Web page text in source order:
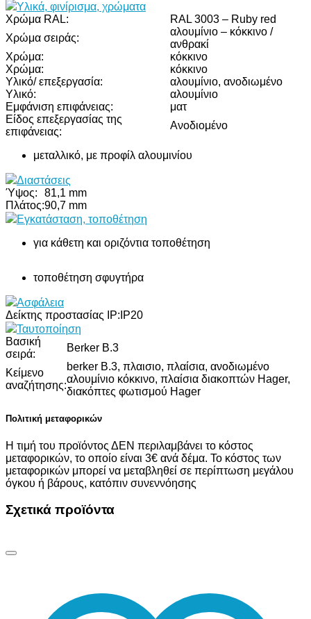
Υλικά, φινίρισμα, χρώματα
Χρώμα RAL:
RAL 3003 – Ruby red
Χρώμα σειράς:
αλουμίνιο – κόκκινο /
ανθρακί
Χρώμα:
κόκκινο
Χρώμα:
κόκκινο
Υλικό/ επεξεργασία:
αλουμίνιο, ανοδιωμένο
Υλικό:
αλουμίνιο
Εμφάνιση επιφάνειας:
ματ
Είδος επεξεργασίας της
επιφάνειας:
Ανοδιομένο
μεταλλικό, με προφίλ αλουμινίου
Διαστάσεις
Ύψος:
81,1 mm
Πλάτος:90,7 mm
Εγκατάσταση, τοποθέτηση
για κάθετη και οριζόντια τοποθέτηση
τοποθέτηση σφυγτήρα
Ασφάλεια
Δείκτης προστασίας IP: IP20
Ταυτοποίηση
Βασική
σειρά:
Berker B.3
Κείμενο
αναζήτησης:
berker B.3, πλαισιο, πλαίσια, ανοδιωμένο
αλουμίνιο κόκκινο, πλαίσια διακοπτών Hager,
διακόπτες φωτισμού Hager
Πολιτική μεταφορικών
Η τιμή του προϊόντος ΔΕΝ περιλαμβάνει το κόστος
μεταφορικών, το οποίο είναι 3€ ανά δέμα. Το κόστος των
μεταφορικών μπορεί να μεταβληθεί σε περίπτωση μεγάλου
όγκου ή βάρους, κατόπιν συνεννόησης
Σχετικά προϊόντα